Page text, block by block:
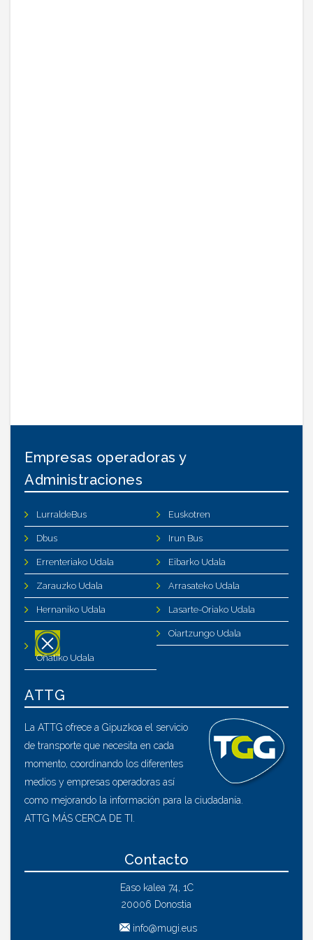
Empresas operadoras y
Administraciones
LurraldeBus Euskotren
Dbus Irun Bus
Errenteriako Udala Eibarko Udala
Zarauzko Udala Arrasateko Udala
Hernaniko Udala Lasarte-Oriako Udala
Oñatiko Udala
Oiartzungo Udala
ATTG
La ATTG ofrece a Gipuzkoa el servicio
de transporte que necesita en cada
momento, coordinando los diferentes
medios y empresas operadoras así
como mejorando la información para la ciudadanía.
ATTG MÁS CERCA DE TI.
Contacto
Easo kalea 74, 1C
20006 Donostia
info@mugi.eus